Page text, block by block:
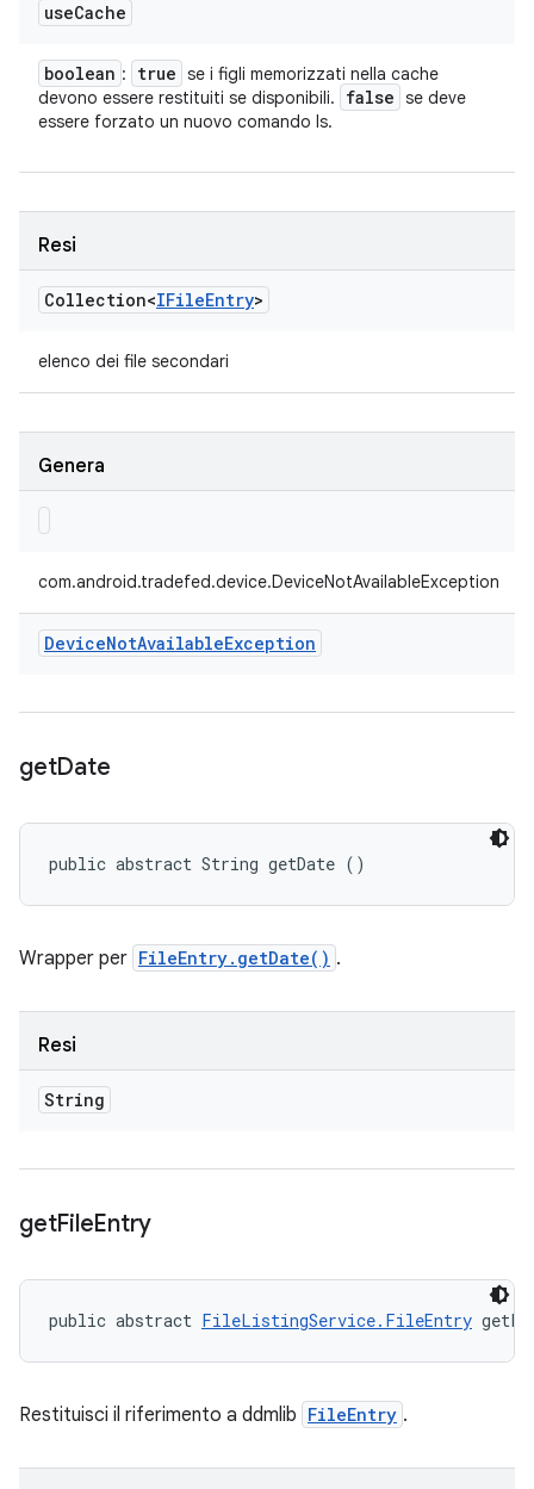
useCache
boolean : true se i figli memorizzati nella cache
devono essere restituiti se disponibili.
false se deve
essere forzato un nuovo comando ls.
Resi
Collection<IFileEntry>
elenco dei file secondari
Genera
com.android.tradefed.device.DeviceNotAvailableException
DeviceNotAvailableException
getDate
public abstract String getDate ()
Wrapper per FileEntry.getDate() .
Resi
String
getFileEntry
public abstract FileListingService.FileEntry
Restituisci il riferimento a ddmlib FileEntry .